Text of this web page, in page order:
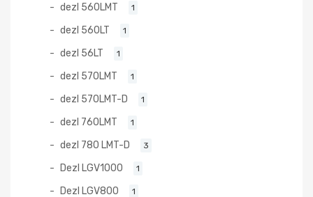
dezl 560LMT 1
dezl 560LT 1
dezl 56LT 1
dezl 570LMT 1
dezl 570LMT-D 1
dezl 760LMT 1
dezl 780 LMT-D 3
Dezl LGV1000 1
Dezl LGV800 1